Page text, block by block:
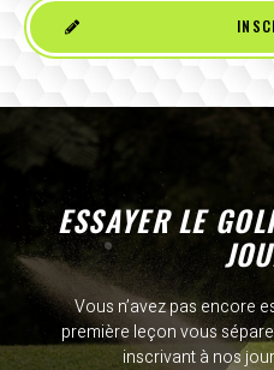
ESSAYER LE
Vous n’avez pas encore
première leçon vous
inscrivant à nos